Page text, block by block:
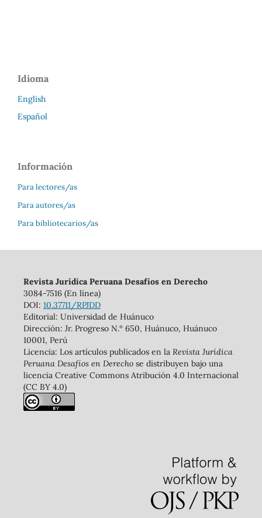
Idioma
English
Español
Información
Para lectores/as
Para autores/as
Para bibliotecarios/as
Revista Jurídica Peruana Desafíos en Derecho
3084-7516 (En línea)
DOI: 10.37711/RPJDD
Editorial: Universidad de Huánuco
Dirección: Jr. Progreso N.º 650, Huánuco, Huánuco
10001, Perú
Licencia: Los artículos publicados en la Revista Jurídica
Peruana Desafíos en Derechose distribuyen bajo una
licencia Creative Commons Atribución 4.0 Internacional
(CC BY 4.0)